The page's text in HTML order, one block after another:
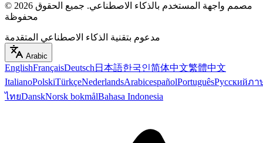
© 2026 مصمم واجهة المستخدم بالذكاء الاصطناعي. جميع الحقوق
محفوظة
مدعوم بتقنية الذكاء الاصطناعي المتقدمة
Arabic
EnglishFrançaisDeutsch 日本語한국인简体中文繁體中文
ItalianoPolskiTürkçeNederlandsArabicespañolPortuguêsРусскийภา
ไทยDanskNorsk bokmålBahasa Indonesia